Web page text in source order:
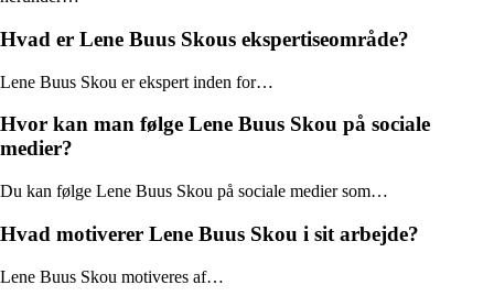
Hvad er Lene Buus Skous ekspertiseområde?
Lene Buus Skou er ekspert inden for…
Hvor kan man følge Lene Buus Skou på sociale
medier?
Du kan følge Lene Buus Skou på sociale medier som…
Hvad motiverer Lene Buus Skou i sit arbejde?
Lene Buus Skou motiveres af…